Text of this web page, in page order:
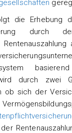
die Erhebung
durch
durch zwei
ob sich der